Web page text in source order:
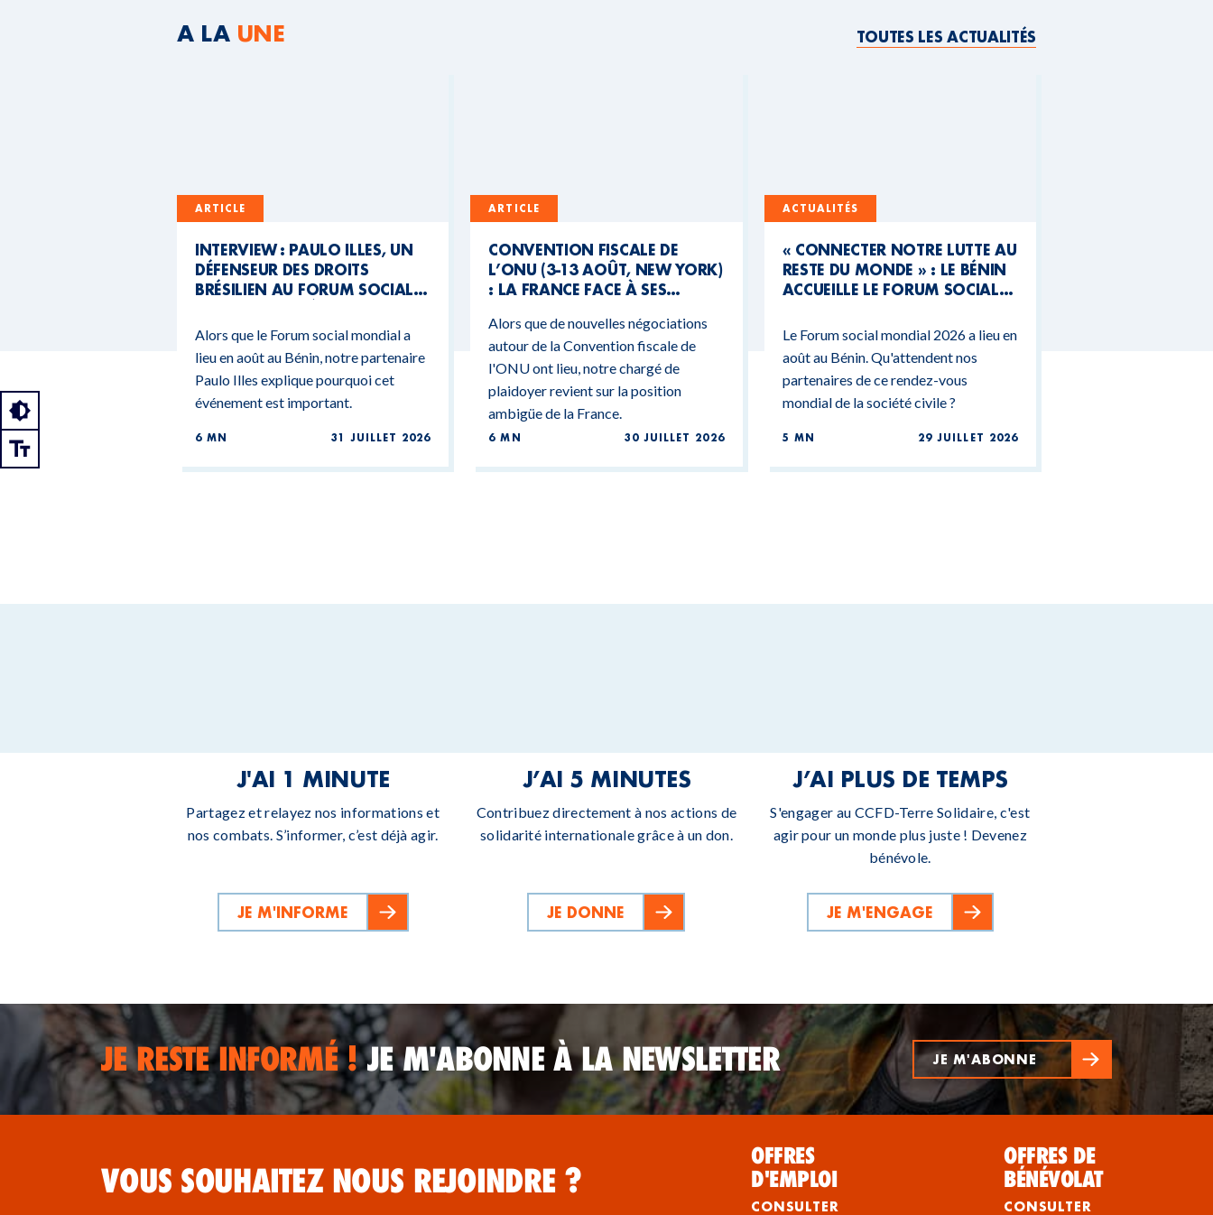
A LA UNE TOUTES LES ACTUALITÉS
ARTICLE
INTERVIEW : PAULO ILLES, UN
DÉFENSEUR DES DROITS
BRÉSILIEN AU FORUM SOCIAL
Alors que le Forum social mondial a
lieu en août au Bénin, notre partenaire
Paulo Illes explique pourquoi cet
événement est important.
6 MN 31 JUILLET 2026
ARTICLE
CONVENTION FISCALE DE
L’ONU (3-13 AOÛT, NEW YORK)
: LA FRANCE FACE À SES
BUDGÉTAIRES
Alors que de nouvelles négociations
autour de la Convention fiscale de
l'ONU ont lieu, notre chargé de
plaidoyer revient sur la position
ambigüe de la France.
6 MN 30 JUILLET 2026
ACTUALITÉS
« CONNECTER NOTRE LUTTE AU
RESTE DU MONDE » : LE BÉNIN
ACCUEILLE LE FORUM SOCIAL
Le Forum social mondial 2026 a lieu en
août au Bénin. Qu'attendent nos
partenaires de ce rendez-vous
mondial de la société civile ?
5 MN 29 JUILLET 2026
J'AI 1 MINUTE
Partagez et relayez nos informations et
nos combats. S’informer, c’est déjà agir.
JE M'INFORME
J’AI 5 MINUTES
Contribuez directement à nos actions de
solidarité internationale grâce à un don.
JE DONNE
J’AI PLUS DE TEMPS
S'engager au CCFD-Terre Solidaire, c'est
agir pour un monde plus juste ! Devenez
bénévole.
JE M'ENGAGE
JE RESTE INFORMÉ !JE M'ABONNE À LA NEWSLETTER JE M'ABONNE
VOUS SOUHAITEZ NOUS REJOINDRE ?
OFFRES
D'EMPLOI
CONSULTER
OFFRES DE
BÉNÉVOLAT
CONSULTER